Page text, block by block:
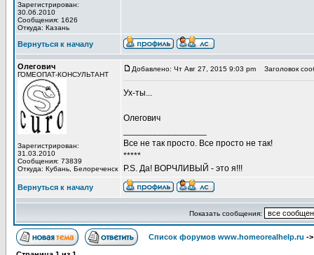
Зарегистрирован:
30.06.2010
Сообщения: 1626
Откуда: Казань
Вернуться к началу
Олегович
ГОМЕОПАТ-КОНСУЛЬТАНТ
Зарегистрирован:
31.03.2010
Сообщения: 73839
Откуда: Кубань, Белореченск
Добавлено: Чт Авг 27, 2015 9:03 pm Заголовок
Ух-ты...
Олегович
Все не так просто. Все просто не так!
*****
P.S. Да! ВОРЧЛИВЫЙ - это я!!!
Вернуться к началу
Показать сообщения:
Список форумов www.homeorealhelp.ru -